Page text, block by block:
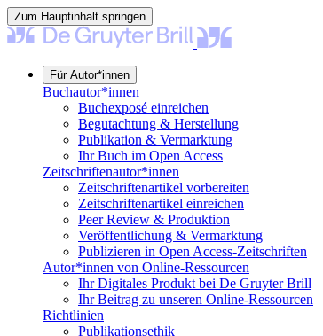
Zum Hauptinhalt springen
Für Autor*innen
Buchautor*innen
Buchexposé einreichen
Begutachtung & Herstellung
Publikation & Vermarktung
Ihr Buch im Open Access
Zeitschriftenautor*innen
Zeitschriftenartikel vorbereiten
Zeitschriftenartikel einreichen
Peer Review & Produktion
Veröffentlichung & Vermarktung
Publizieren in Open Access-Zeitschriften
Autor*innen von Online-Ressourcen
Ihr Digitales Produkt bei De Gruyter Brill
Ihr Beitrag zu unseren Online-Ressourcen
Richtlinien
Publikationsethik